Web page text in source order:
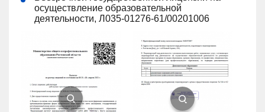
осуществление образовательной
деятельности, Л035-01276-61/00201006